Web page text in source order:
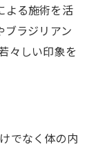
よる施術を活
ブラジリアン
々しい印象を
でなく体の内